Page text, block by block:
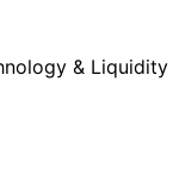
&